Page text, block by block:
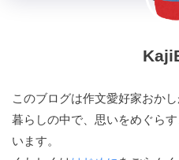
このブログは作文愛好家おかし
暮らしの中で、思いをめぐら
います。